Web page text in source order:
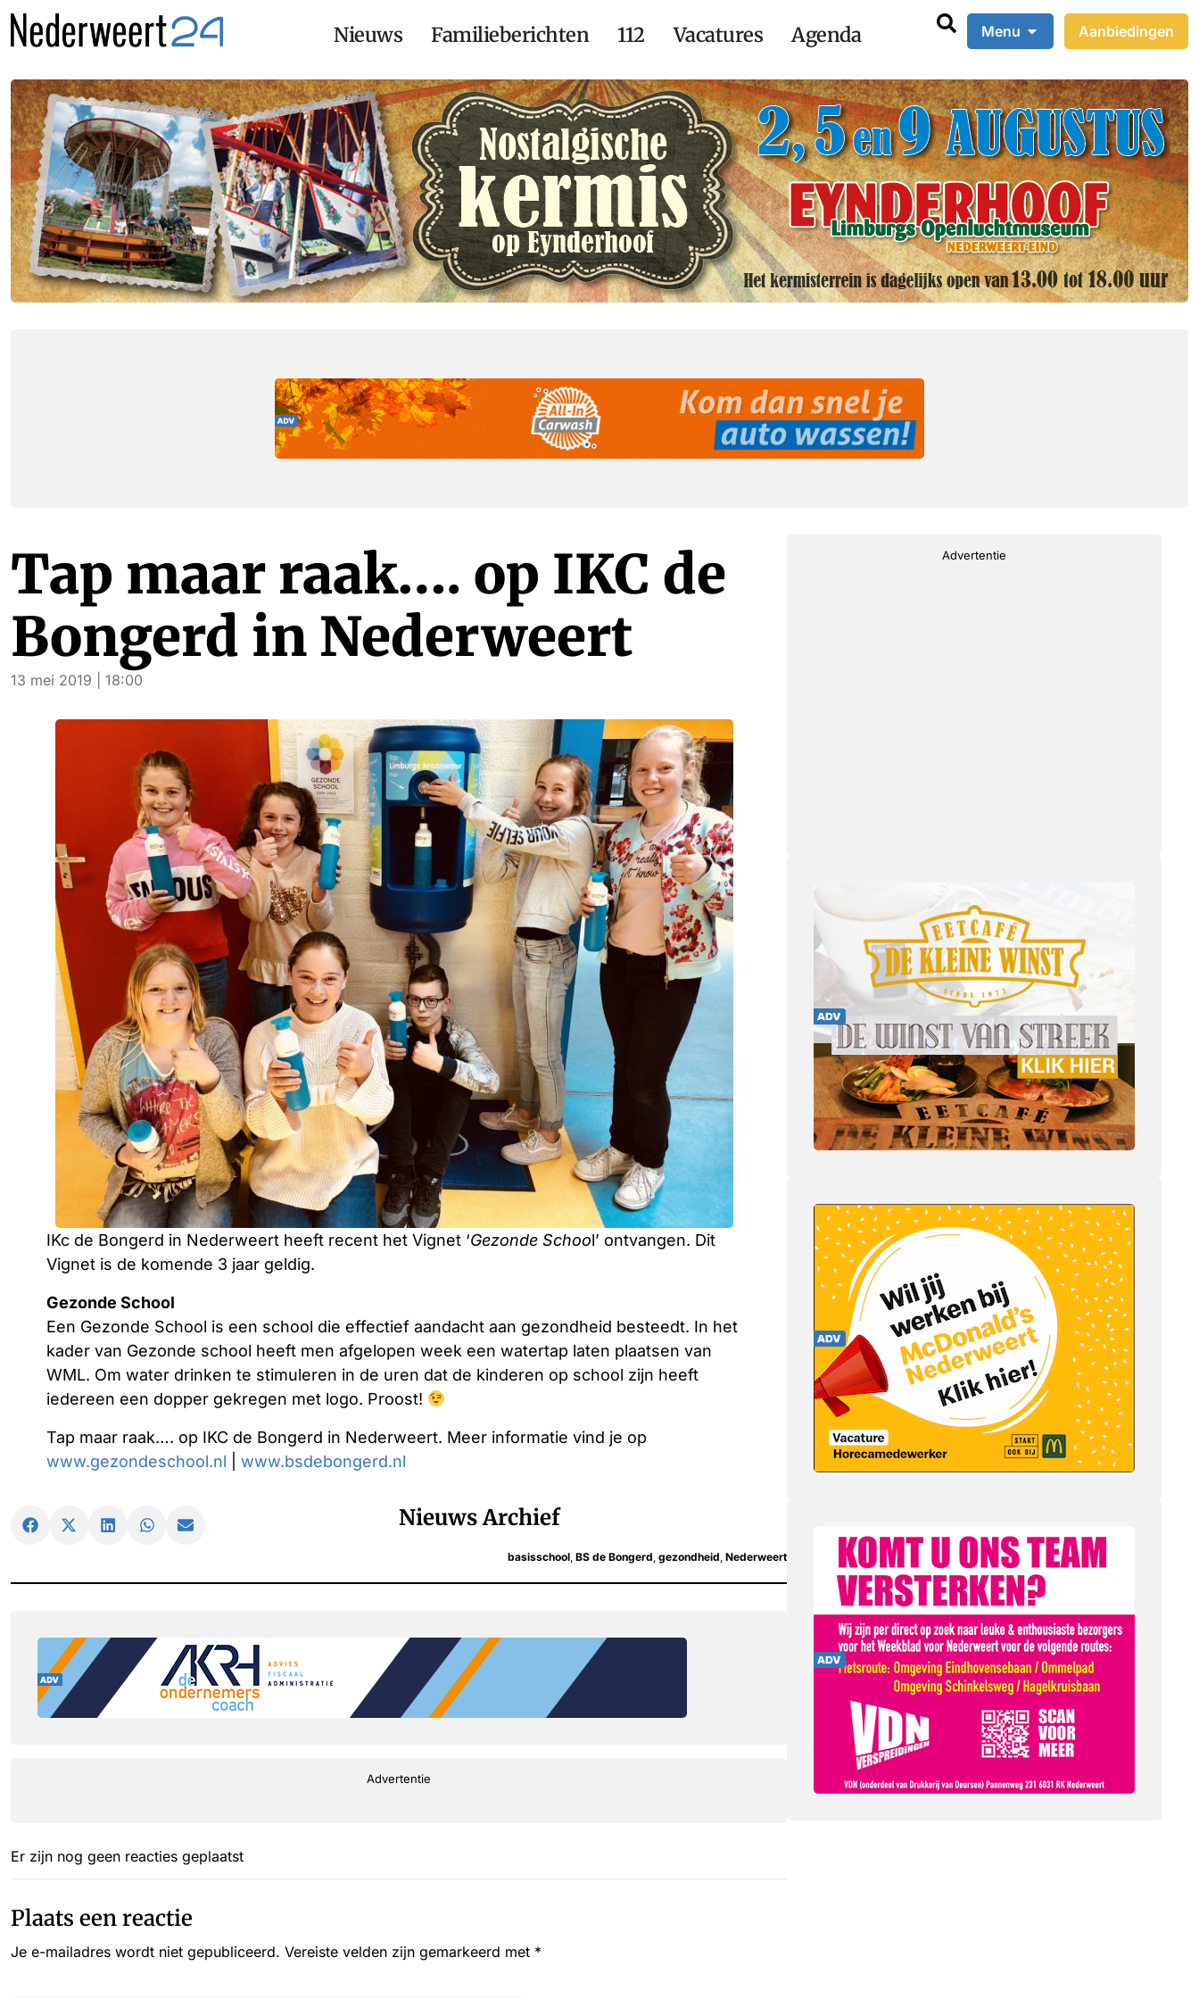
Nieuws Familieberichten 112 Vacatures Agenda Menu Aanbiedingen
Tap maar raak…. op IKC de
Bongerd in Nederweert
13 mei 2019 | 18:00
IKc de Bongerd in Nederweert heeft recent het Vignet ‘Gezonde School’ ontvangen. Dit
Vignet is de komende 3 jaar geldig.
Gezonde School
Een Gezonde School is een school die effectief aandacht aan gezondheid besteedt. In het
kader van Gezonde school heeft men afgelopen week een watertap laten plaatsen van
WML. Om water drinken te stimuleren in de uren dat de kinderen op school zijn heeft
iedereen een dopper gekregen met logo. Proost!
Tap maar raak…. op IKC de Bongerd in Nederweert. Meer informatie vind je op
www.gezondeschool.nl
www.bsdebongerd.nl
Nieuws Archief
basisschool BS de Bongerd gezondheid Nederweert
Advertentie
Er zijn nog geen reacties geplaatst
Plaats een reactie
Je e-mailadres wordt niet gepubliceerd. Vereiste velden zijn gemarkeerd met *
Advertentie